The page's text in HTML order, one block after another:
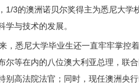
1/3的澳洲诺贝尔奖得主为悉尼大学
学与技术的发展。
悉尼大学毕业生还一直牢牢掌控
尔等在内的八位澳大利亚总理，联
别高法院法官；同时，现任澳洲央